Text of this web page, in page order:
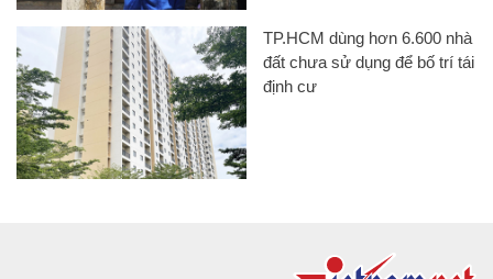
TP.HCM dùng hơn 6.600 nhà
đất chưa sử dụng để bố trí tái
định cư